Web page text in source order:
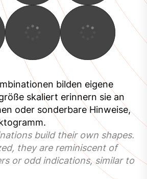
bilden eigene
skaliert erinnern sie an
oder sonderbare Hinweise,
build their own shapes.
they are reminiscent of
or odd indications, similar to